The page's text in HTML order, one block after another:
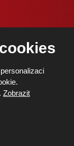
eBRÁNA
Zobrazit